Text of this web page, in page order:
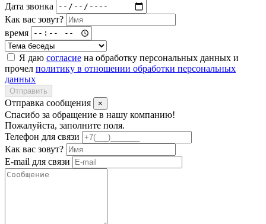
Дата звонка
Как вас зовут?
время
Я даю согласие на обработку персональных данных и
прочел политику в отношении обработки персональных
данных
Отправить
Отправка сообщения ×
Спасибо за обращение в нашу компанию!
Пожалуйста, заполните поля.
Телефон для связи
Как вас зовут?
E-mail для связи